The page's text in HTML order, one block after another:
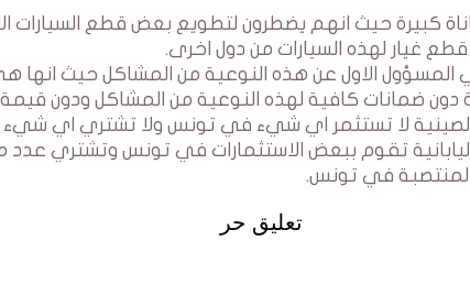
كبيرة حيث انهم يضطرون لتطويع بعض قطع السيارات
غيار لهذه السيارات من دول اخرى.
هي المسؤول الاول عن هذه النوعية من المشاكل حيث انها
دون ضمانات كافية لهذه النوعية من المشاكل ودون
الصينية لا تستثمر اي شيء في تونس ولا تشتري اي شيء
تقوم ببعض الاستثمارات في تونس وتشتري عدد
المنتصبة في تونس.
تعليق حر